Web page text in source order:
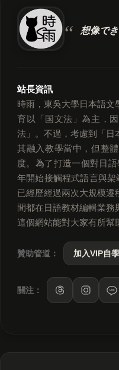
想像でき
站長資訊
時雨，東吳大學日本語文
育以「国文法」為主，
法」。不過，考慮到「日
其融入教學當中，但整
度。為了打造一個對日
年開始接觸程式語言與架
已經歷經過兩次大規模
間都在日語教材編輯業務
這個網站能對大家有所幫
贊助管道： 加入VIP自
關注： LINE